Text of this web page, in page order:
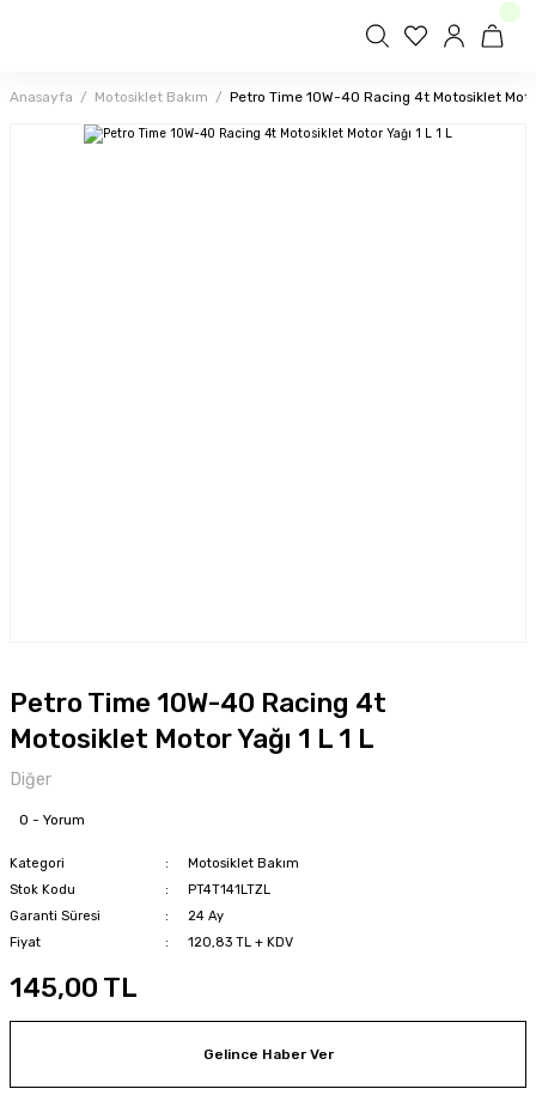
Anasayfa Motosiklet Bakım Petro Time 10W-40 Racing 4t Motosiklet Motor
Petro Time 10W-40 Racing 4t
Motosiklet Motor Yağı 1 L 1 L
Diğer
0 - Yorum
Kategori
Motosiklet Bakım
Stok Kodu
PT4T141LTZL
Garanti Süresi
24 Ay
Fiyat
120,83 TL + KDV
145,00 TL
Gelince Haber Ver